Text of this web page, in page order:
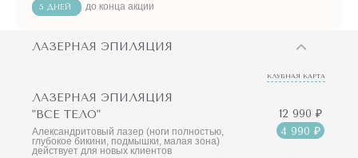
5 ДНЕЙ до конца акции
ЛАЗЕРНАЯ ЭПИЛЯЦИЯ
КЛУБНАЯ КАРТА
ЛАЗЕРНАЯ ЭПИЛЯЦИЯ
"ВСЕ ТЕЛО"
Александритовый лазер (ноги полностью,
глубокое бикини, подмышки, малая зона)
действует для новых клиентов
12 990 ₽
4 990 ₽